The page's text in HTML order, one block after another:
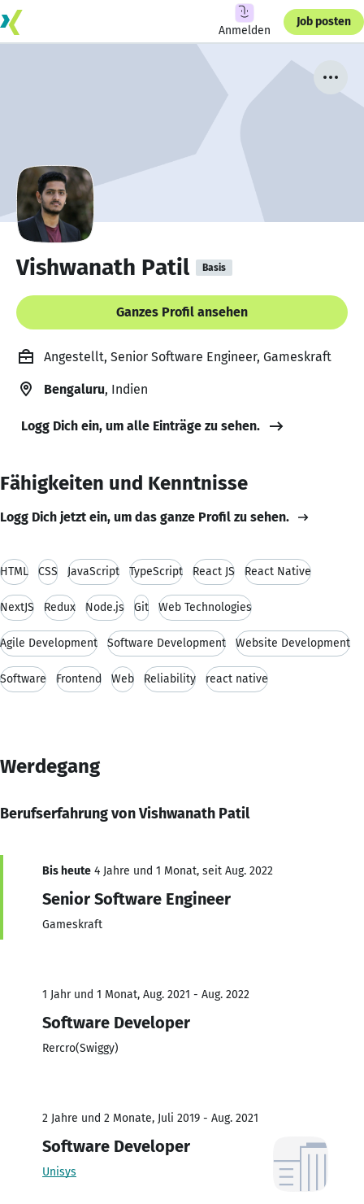
Anmelden
Job posten
Vishwanath Patil Basis
Ganzes Profil ansehen
Angestellt, Senior Software Engineer, Gameskraft
Bengaluru, Indien
Logg Dich ein, um alle Einträge zu sehen.
Fähigkeiten und Kenntnisse
Logg Dich jetzt ein, um das ganze Profil zu sehen.
HTML CSS JavaScript TypeScript React JS React Native
NextJS Redux Node.js Git Web Technologies
Agile Development Software Development Website Development
Software Frontend Web Reliability react native
Werdegang
Berufserfahrung von Vishwanath Patil
Bis heute 4 Jahre und 1 Monat, seit Aug. 2022
Senior Software Engineer
Gameskraft
1 Jahr und 1 Monat, Aug. 2021 - Aug. 2022
Software Developer
Rercro(Swiggy)
2 Jahre und 2 Monate, Juli 2019 - Aug. 2021
Software Developer
Unisys